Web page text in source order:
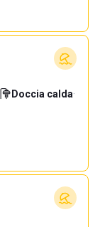
Doccia calda·